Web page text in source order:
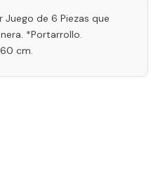
Juego de 6 Piezas que
*Portarrollo.
cm.